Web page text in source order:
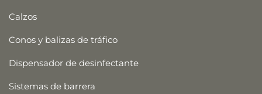
Calzos
Conos y balizas de tráfico
Dispensador de desinfectante
Sistemas de barrera